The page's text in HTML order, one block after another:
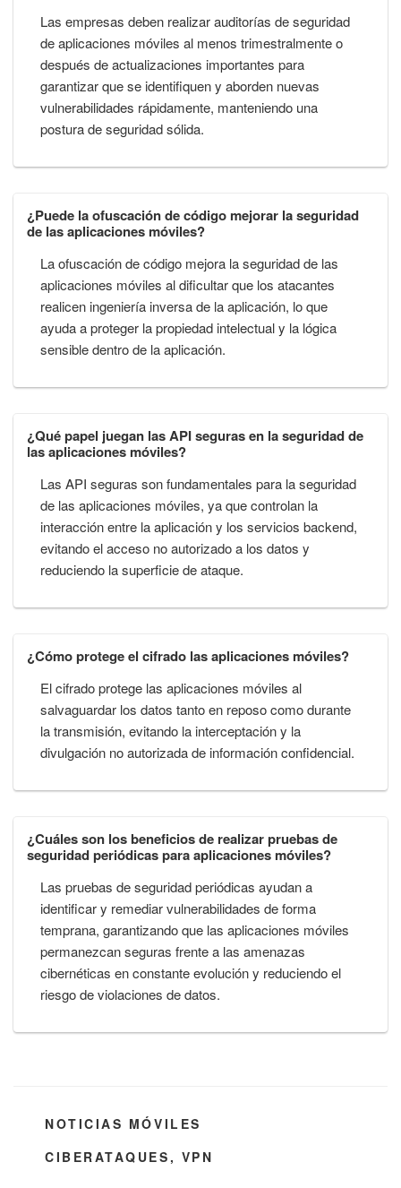
Las empresas deben realizar auditorías de seguridad
de aplicaciones móviles al menos trimestralmente o
después de actualizaciones importantes para
garantizar que se identifiquen y aborden nuevas
vulnerabilidades rápidamente, manteniendo una
postura de seguridad sólida.
¿Puede la ofuscación de código mejorar la seguridad
de las aplicaciones móviles?
La ofuscación de código mejora la seguridad de las
aplicaciones móviles al dificultar que los atacantes
realicen ingeniería inversa de la aplicación, lo que
ayuda a proteger la propiedad intelectual y la lógica
sensible dentro de la aplicación.
¿Qué papel juegan las API seguras en la seguridad de
las aplicaciones móviles?
Las API seguras son fundamentales para la seguridad
de las aplicaciones móviles, ya que controlan la
interacción entre la aplicación y los servicios backend,
evitando el acceso no autorizado a los datos y
reduciendo la superficie de ataque.
¿Cómo protege el cifrado las aplicaciones móviles?
El cifrado protege las aplicaciones móviles al
salvaguardar los datos tanto en reposo como durante
la transmisión, evitando la interceptación y la
divulgación no autorizada de información confidencial.
¿Cuáles son los beneficios de realizar pruebas de
seguridad periódicas para aplicaciones móviles?
Las pruebas de seguridad periódicas ayudan a
identificar y remediar vulnerabilidades de forma
temprana, garantizando que las aplicaciones móviles
permanezcan seguras frente a las amenazas
cibernéticas en constante evolución y reduciendo el
riesgo de violaciones de datos.
CATEGORÍAS
NOTICIAS MÓVILES
ETIQUETAS
CIBERATAQUES , VPN